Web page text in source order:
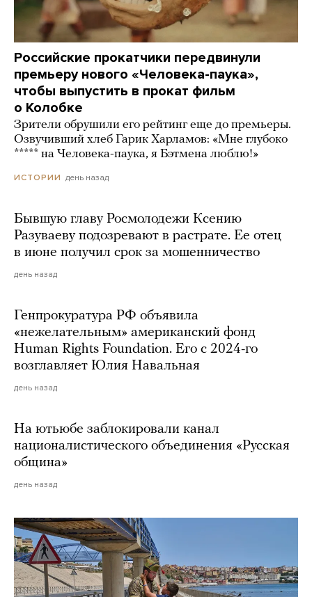
Российские прокатчики передвинули
премьеру нового «Человека-паука»,
чтобы выпустить в прокат фильм
о Колобке
Зрители обрушили его рейтинг еще до премьеры.
Озвучивший хлеб Гарик Харламов: «Мне глубоко
***** на Человека-паука, я Бэтмена люблю!»
ИСТОРИИ день назад
Бывшую главу Росмолодежи Ксению
Разуваеву подозревают в растрате. Ее отец
в июне получил срок за мошенничество
день назад
Генпрокуратура РФ объявила
«нежелательным» американский фонд
Human Rights Foundation. Его с 2024-го
возглавляет Юлия Навальная
день назад
На ютьюбе заблокировали канал
националистического объединения «Русская
община»
день назад